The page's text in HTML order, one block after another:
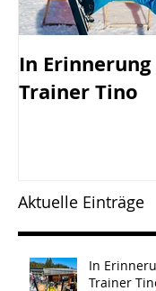
In
Trainer Tino
Aktuelle Einträge
In
Trainer